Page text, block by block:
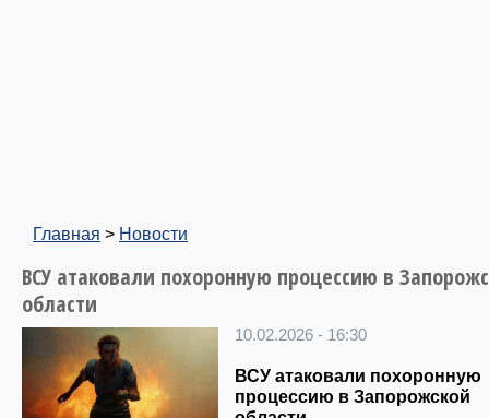
Главная > Новости
ВСУ атаковали похоронную процессию в
области
10.02.2026 - 16:30
ВСУ атаковали похоронную
процессию в Запорожской